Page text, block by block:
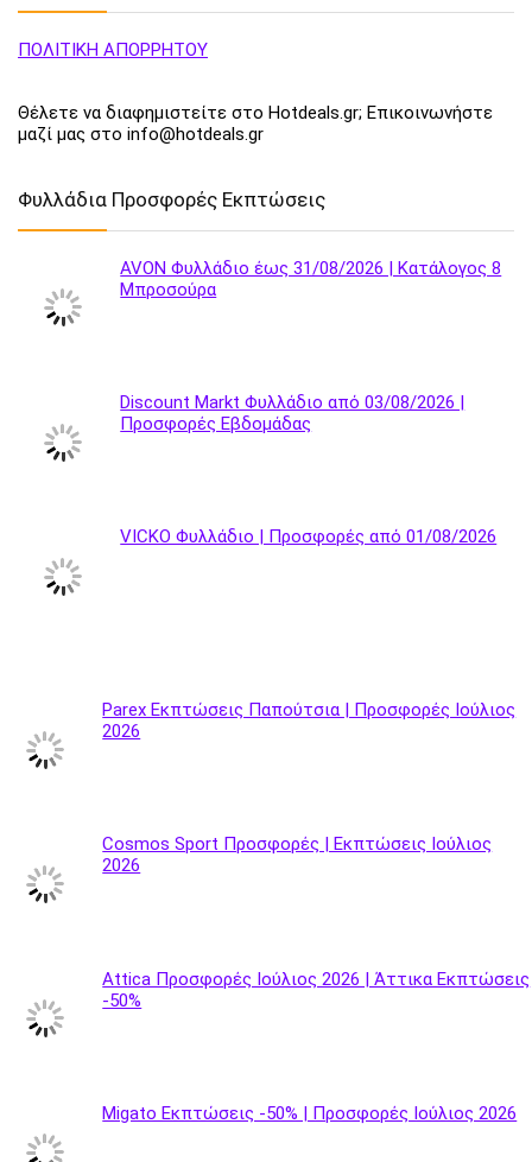
ΠΟΛΙΤΙΚΗ ΑΠΟΡΡΗΤΟΥ
Θέλετε να διαφημιστείτε στο Hotdeals.gr; Επικοινωνήστε
μαζί μας στο info@hotdeals.gr
Φυλλάδια Προσφορές Εκπτώσεις
AVON Φυλλάδιο έως 31/08/2026 | Κατάλογος 8
Μπροσούρα
Discount Markt Φυλλάδιο από 03/08/2026 |
Προσφορές Εβδομάδας
VICKO Φυλλάδιο | Προσφορές από 01/08/2026
Parex Εκπτώσεις Παπούτσια | Προσφορές Ιούλιος
2026
Cosmos Sport Προσφορές | Εκπτώσεις Ιούλιος
2026
Attica Προσφορές Ιούλιος 2026 | Άττικα Εκπτώσεις
-50%
Migato Εκπτώσεις -50% | Προσφορές Ιούλιος 2026